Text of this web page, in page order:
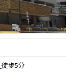
徒歩5分